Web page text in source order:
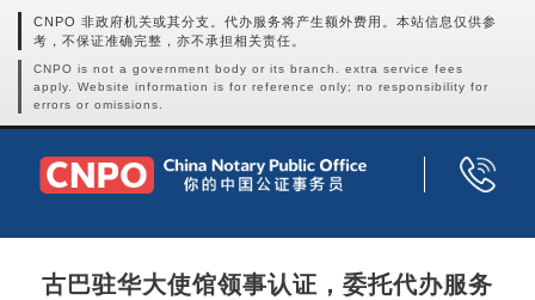
CNPO 非政府机关或其分支。代办服务将产生额外费用。本站信息仅供参
考，不保证准确完整，亦不承担相关责任。
CNPO is not a government body or its branch. extra service fees
apply. Website information is for reference only; no responsibility for
errors or omissions.
古巴驻华大使馆领事认证，委托代办服务